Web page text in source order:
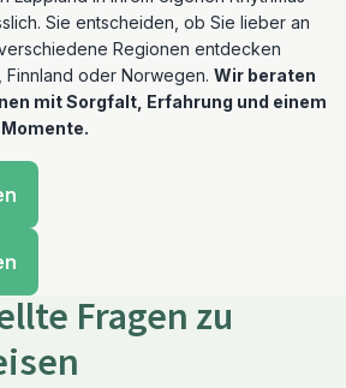
Sie entscheiden, ob Sie lieber an
Regionen entdecken
oder Norwegen. Wir beraten
mit Sorgfalt, Erfahrung und einem
Fragen zu